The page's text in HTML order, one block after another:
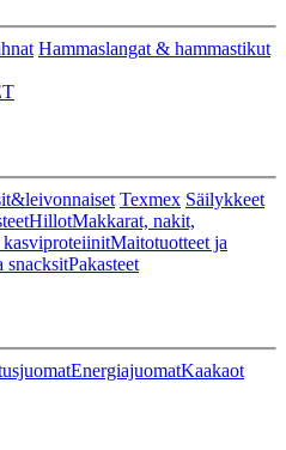
Hammaslangat & hammastikut
Texmex Säilykkeet
HillotMakkarat, nakit,
Maitotuotteet ja
snacksitPakasteet
EnergiajuomatKaakaot